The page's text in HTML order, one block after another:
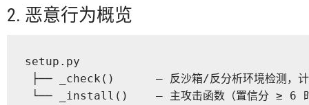
2. 恶意行为概览
setup.py
├── _check()      — 反沙箱/反分析环境检测，计
└── _install()    — 主攻击函数（置信分 ≥ 6 时